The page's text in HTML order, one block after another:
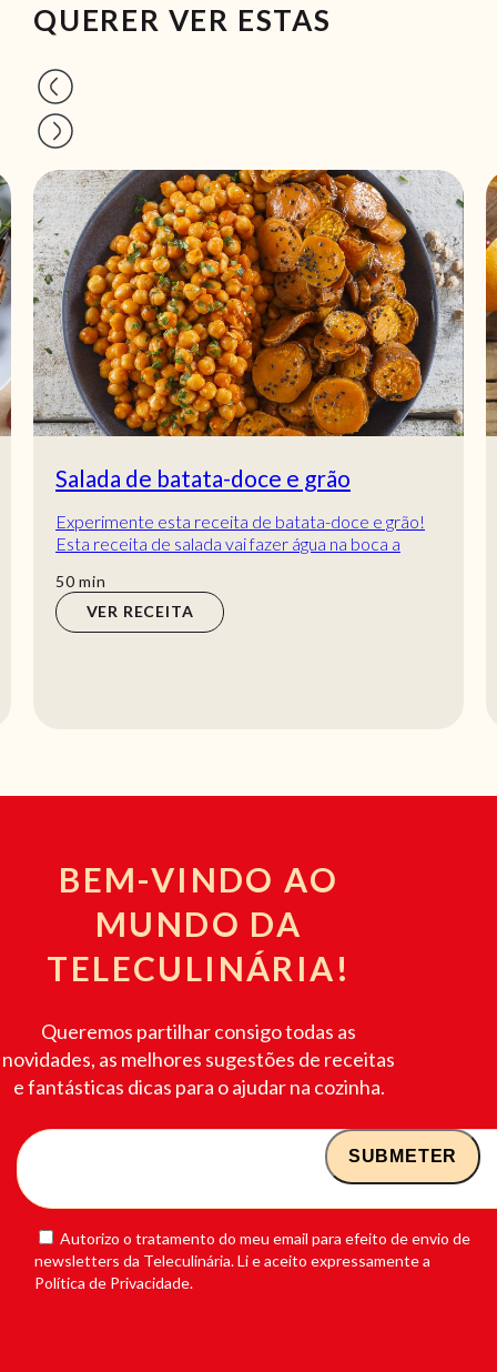
QUERER VER ESTAS
Salada de batata-doce e grão
Experimente esta receita de batata-doce e grão!
Esta receita de salada vai fazer água na boca a
50min
min
VER RECEITA
BEM-VINDO AO
MUNDO DA
TELECULINÁRIA!
Queremos partilhar consigo todas as
novidades, as melhores sugestões de receitas
e fantásticas dicas para o ajudar na cozinha.
Autorizo o tratamento do meu email para efeito de envio de
newsletters da Teleculinária. Li e aceito expressamente a
Política de Privacidade.